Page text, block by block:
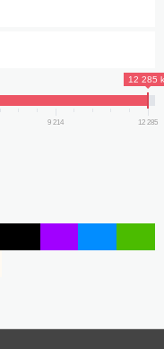
12 285
9 214 12 285